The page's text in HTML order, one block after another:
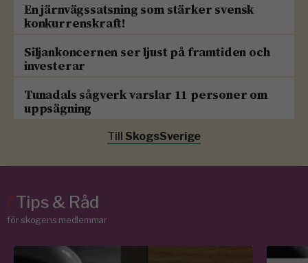
En järnvägssatsning som stärker svensk
konkurrenskraft!
Siljankoncernen ser ljust på framtiden och
investerar
Tunadals sågverk varslar 11 personer om
uppsägning
Till SkogsSverige
/Tips & Råd
för skogens medlemmar